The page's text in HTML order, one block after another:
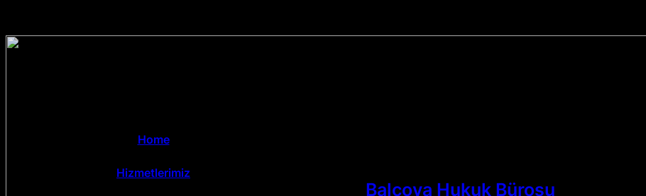
Home
Hizmetlerimiz
Balçova Hukuk Bürosu